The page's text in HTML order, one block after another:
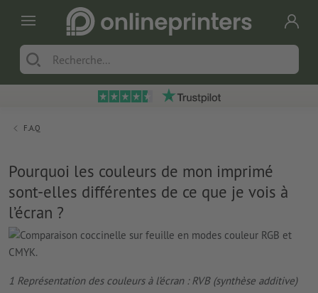
F.A.Q
Pourquoi les couleurs de mon imprimé
sont-elles différentes de ce que je vois à
l’écran ?
1 Représentation des couleurs à l’écran : RVB (synthèse additive)